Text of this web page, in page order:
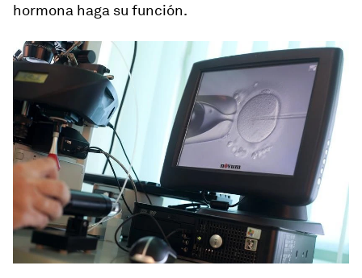
hormona haga su función.